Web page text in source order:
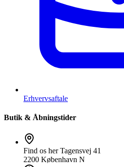
Erhvervsaftale
Butik & Åbningstider
Find os her Tagensvej 41
2200 København N